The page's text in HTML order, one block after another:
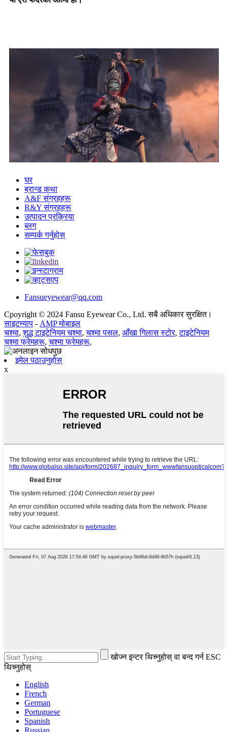
घर
ब्रान्ड कथा
A&F संग्रहहरू
R&Y संग्रहहरू
उत्पादन प्रक्रिया
ब्लग
सम्पर्क गर्नुहोस्
Fansueyewear@qq.com
Cpoyright © 2024 Fansu Eyewear Co., Ltd. सबै अधिकार सुरक्षित।
साइटम्याप - AMP मोबाइल
चश्मा,शुद्ध टाइटेनियम चश्मा,चश्मा पसल, आँखा गिलास स्टोर,टाइटेनियम
चश्मा फ्रेमहरू,चश्मा फ्रेमहरू,
इमेल पठाउनुहोस्
x
खोज्न इन्टर थिच्नुहोस् वा बन्द गर्न ESC
थिच्नुहोस्
English
French
German
Portuguese
Spanish
Russian